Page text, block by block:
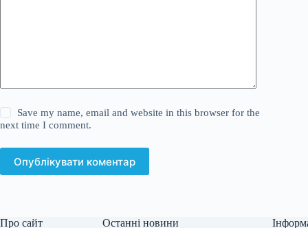
Save my name, email and website in this browser for the
next time I comment.
Опублікувати коментар
Про сайт Останні новини